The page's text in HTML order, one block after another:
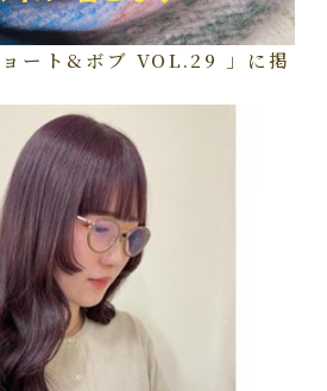
ート&ボブ VOL.29 」に掲